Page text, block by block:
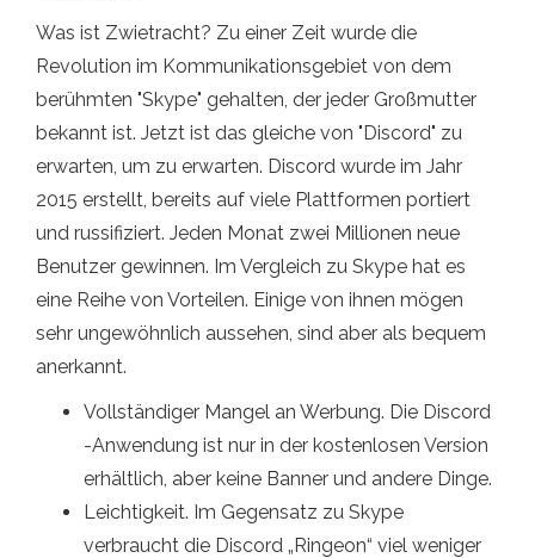
Was ist Zwietracht? Zu einer Zeit wurde die
Revolution im Kommunikationsgebiet von dem
berühmten "Skype" gehalten, der jeder Großmutter
bekannt ist. Jetzt ist das gleiche von "Discord" zu
erwarten, um zu erwarten. Discord wurde im Jahr
2015 erstellt, bereits auf viele Plattformen portiert
und russifiziert. Jeden Monat zwei Millionen neue
Benutzer gewinnen. Im Vergleich zu Skype hat es
eine Reihe von Vorteilen. Einige von ihnen mögen
sehr ungewöhnlich aussehen, sind aber als bequem
anerkannt.
Vollständiger Mangel an Werbung. Die Discord
-Anwendung ist nur in der kostenlosen Version
erhältlich, aber keine Banner und andere Dinge.
Leichtigkeit. Im Gegensatz zu Skype
verbraucht die Discord „Ringeon“ viel weniger